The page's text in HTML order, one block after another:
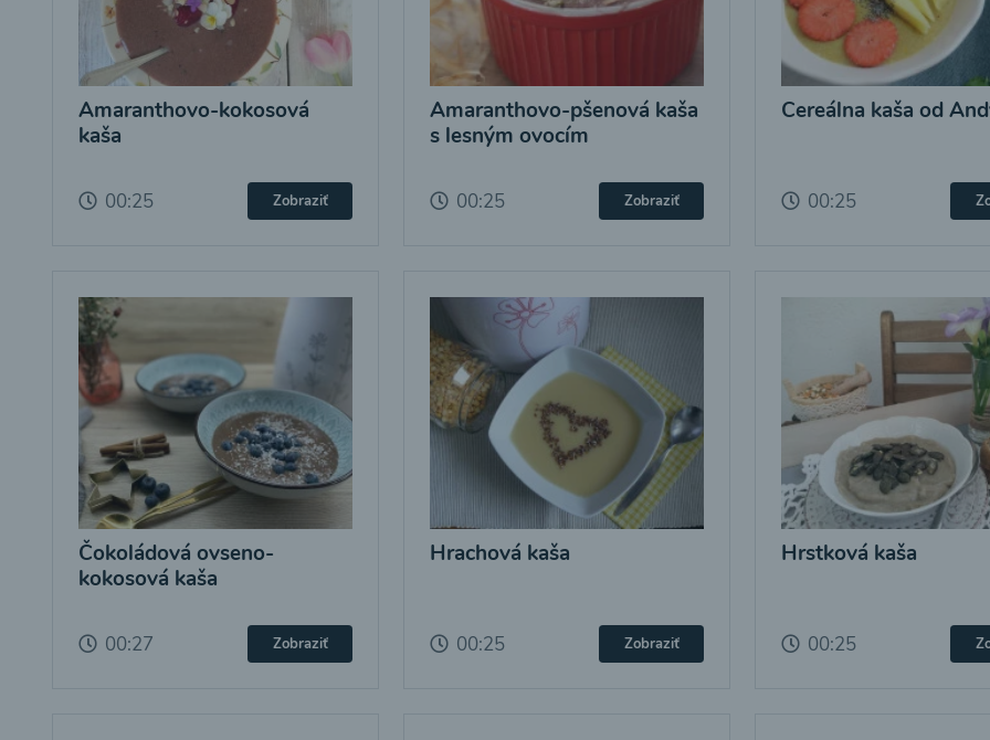
Amaranthovo-kokosová
kaša
00:25 Zobraziť
Amaranthovo-pšenová kaša
s lesným ovocím
00:25 Zobraziť
Cereálna kaša od
00:25
Čokoládová ovseno-
kokosová kaša
00:27 Zobraziť
Hrachová kaša
00:25 Zobraziť
Hrstková kaša
00:25